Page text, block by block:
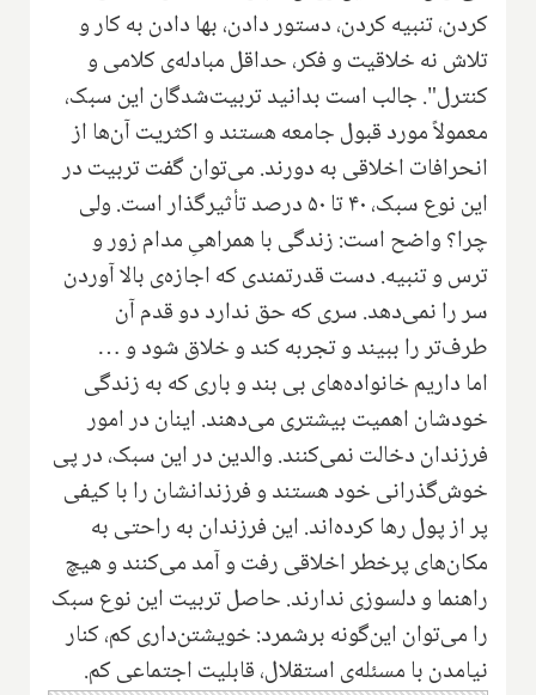
کردن، تنبیه کردن، دستور دادن، بها دادن به کار و
تلاش نه خلاقیت و فکر، حداقل مبادله‌ی کلامی و
کنترل". جالب است بدانید تربیت‌شدگان این سبک،
معمولاً مورد قبول جامعه هستند و اکثریت آن‌ها از
انحرافات اخلاقی به دورند. می‌توان گفت تربیت در
این نوع سبک، ۴۰ تا ۵۰ درصد تأثیرگذار است. ولی
چرا؟ واضح است‌: زندگی با همراهیِ مدام زور و
ترس و تنبیه. دست قدرتمندی که اجازه‌ی بالا آوردن
سر را نمی‌دهد. سری که حق ندارد دو قدم آن
طرف‌تر را ببیند و تجربه کند و خلاق شود و …
اما داریم خانواده‌های بی بند و باری‌ که به زندگی
خودشان اهمیت بیشتری می‌دهند. اینان در امور
فرزندان دخالت نمی‌کنند. والدین در این سبک، در پی
خوش‌گذرانی خود هستند و فرزندانشان را با کیفی
پر از پول رها کرده‌اند. این فرزندان به راحتی به
مکان‌های پرخطر اخلاقی رفت و آمد می‌کنند و هیچ
راهنما و دلسوزی ندارند. حاصل تربیت این نوع سبک
را می‌توان این‌گونه برشمرد‌: خویشتن‌داری کم، کنار
نیامدن با مسئله‌ی استقلال، قابلیت اجتماعی کم.